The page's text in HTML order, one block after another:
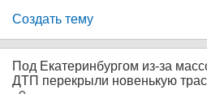
Создать тему
Под Екатеринбургом из-за
ДТП перекрыли новенькую